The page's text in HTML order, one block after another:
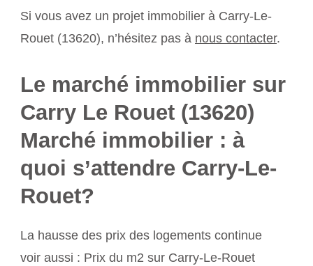
Si vous avez un projet immobilier à Carry-Le-
Rouet (13620), n’hésitez pas à nous contacter.
Le marché immobilier sur
Carry Le Rouet (13620)
Marché immobilier : à
quoi s’attendre Carry-Le-
Rouet?
La hausse des prix des logements continue
voir aussi : Prix du m2 sur Carry-Le-Rouet